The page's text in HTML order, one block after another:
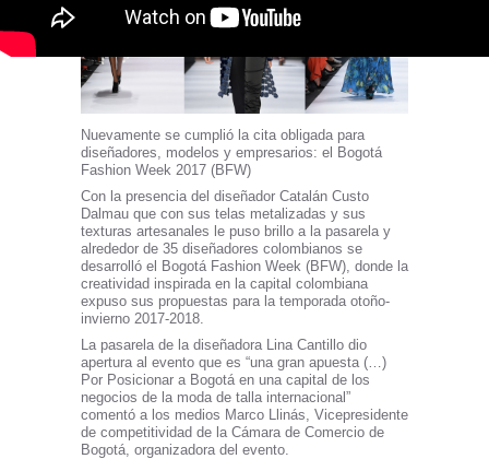
Nuevamente se cumplió la cita obligada para
diseñadores, modelos y empresarios: el Bogotá
Fashion Week 2017 (BFW)
Con la presencia del diseñador Catalán Custo
Dalmau que con sus telas metalizadas y sus
texturas artesanales le puso brillo a la pasarela y
alrededor de 35 diseñadores colombianos se
desarrolló el Bogotá Fashion Week (BFW), donde la
creatividad inspirada en la capital colombiana
expuso sus propuestas para la temporada otoño-
invierno 2017-2018.
La pasarela de la diseñadora Lina Cantillo dio
apertura al evento que es “una gran apuesta (…)
Por Posicionar a Bogotá en una capital de los
negocios de la moda de talla internacional”
comentó a los medios Marco Llinás, Vicepresidente
de competitividad de la Cámara de Comercio de
Bogotá, organizadora del evento.